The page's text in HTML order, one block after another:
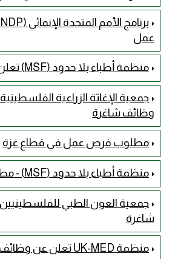
عمل
منظمة أطباء بلا حدود (MSF) تعلن عن وظائف شاغرة
وظائف شاغرة
مطلوب فرص عمل في قطاع غزة
منظمة أطباء بلا حدود (MSF) - مطلوب وظائف شاغرة
جمعية العون الطبي
شاغرة
منظمة UK-MED تعلن عن وظائف شاغرة